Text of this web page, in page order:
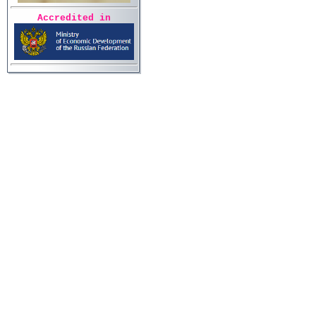
Accredited in